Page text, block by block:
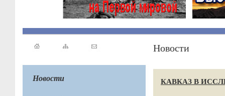
Новости
Новости
КАВКАЗ В